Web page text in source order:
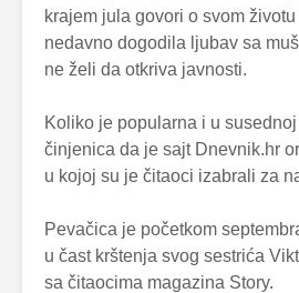
krajem jula govori o svom
nedavno dogodila ljubav sa
ne želi da otkriva javnosti.
Koliko je popularna i u
činjenica da je sajt Dnevnik.hr
u kojoj su je čitaoci izabrali za
Pevačica je početkom
u čast krštenja svog sestrića
sa čitaocima magazina Story.